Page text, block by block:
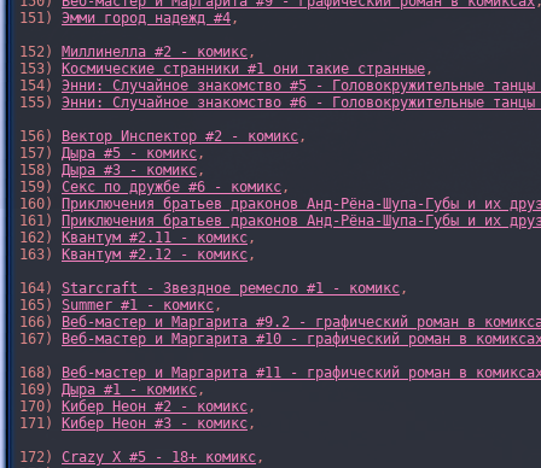
151) Эмми город надежд #4,
152) Миллинелла #2 - комикс,
153)
Космические странники #1 они такие странные,
154) Энни: Случайное знакомство #5 - Головокружительные
155) Энни: Случайное знакомство #6 - Головокружительные
156)
Вектор Инспектор #2 - комикс,
157) Дыра #5 - комикс,
158) Дыра #3 - комикс,
159) Секс по дружбе #6 - комикс,
160)
Приключения братьев драконов Анд-Рёна-Шупа-Губы и их
161)
Приключения братьев драконов Анд-Рёна-Шупа-Губы и их
162)
Квантум #2.11 - комикс,
163)
Квантум #2.12 - комикс,
164) Starcraft - Звездное ремесло #1 - комикс,
165) Summer #1 - комикс,
166)
Веб-мастер и Маргарита #9.2 - графический роман в
167)
Веб-мастер и Маргарита #10 - графический роман в
168)
Веб-мастер и Маргарита #11 - графический роман в
169) Дыра #1 - комикс,
170)
Кибер Неон #2 - комикс,
171)
Кибер Неон #3 - комикс,
172) Crazy X #5 - 18+ комикс,